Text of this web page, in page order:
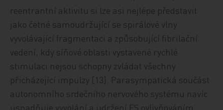
reentrantní aktivitu si lze asi nejlépe představit
jako četné samoudržující se spirálové vlny
vyvolávající fragmentaci a způsobující fibrilační
vedení, kdy síňové oblasti vystavené rychlé
stimulaci nejsou schopny zvládat všechny
přicházející impulzy [13]. Parasympatická součást
autonomního srdečního nervového systému navíc
usnadňuje vyvolání a udržení FS ovlivňováním